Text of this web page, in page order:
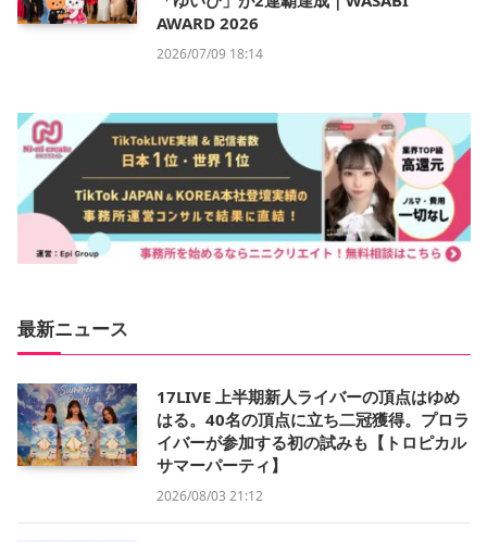
AWARD 2026
2026/07/09 18:14
最新ニュース
17LIVE 上半期新人ライバーの頂点はゆめ
はる。40名の頂点に立ち二冠獲得。プロラ
イバーが参加する初の試みも【トロピカル
サマーパーティ】
2026/08/03 21:12